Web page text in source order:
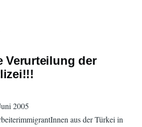
Verurteilung der
2005
aus der Türkei in